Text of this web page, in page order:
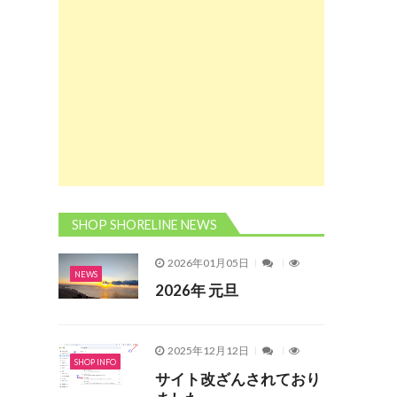
SHOP SHORELINE NEWS
NEWS
2026年01月05日
2026年 元旦
SHOP INFO
2025年12月12日
サイト改ざんされており